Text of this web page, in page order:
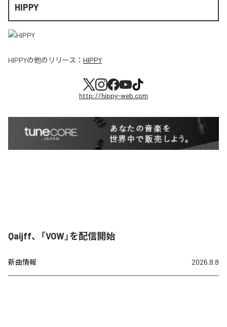
HIPPY
HIPPYの他のリリース： HIPPY
http://hippy-web.com
Qaijff、「VOW」を配信開始
新曲情報 2026.8.8